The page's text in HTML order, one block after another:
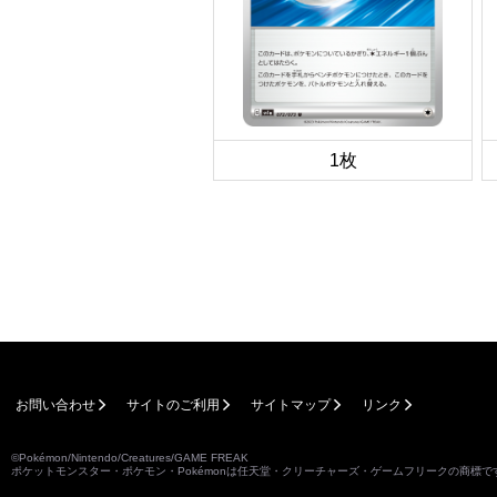
1枚
お問い合わせ サイトのご利用 サイトマップ リンク
©Pokémon/Nintendo/Creatures/GAME FREAK
ポケットモンスター・ポケモン・Pokémonは任天堂・クリーチャーズ・ゲームフリークの商標で